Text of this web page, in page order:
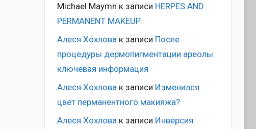
Michael Maymn к записи HERPES AND
PERMANENT MAKEUP
Алеся Хохловак записи После
процедуры дермопигментации ареолы:
ключевая информация
Алеся Хохлова к записи Изменился
цвет перманентного макияжа?
Алеся Хохлова к записи Инверсия